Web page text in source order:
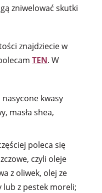
zniwelować skutki
znajdziecie w
TEN. W
nasycone kwasy
masła shea,
poleca się
czyli oleje
z oliwek, olej ze
lub z pestek moreli;